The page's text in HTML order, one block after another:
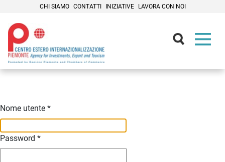
CHI SIAMO CONTATTI INIZIATIVE LAVORA CON NOI
Nome utente *
Password *